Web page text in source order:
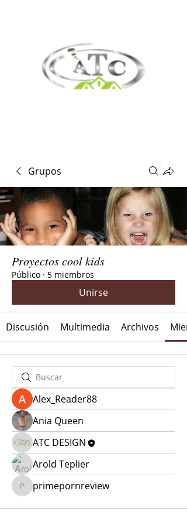
Grupos
Proyectos cool kids
Público · 5 miembros
Unirse
Discusión Multimedia Archivos
Alex_Reader88
Ania Queen
ATC DESIGN
Arold Teplier
primepornreview
primepornreview